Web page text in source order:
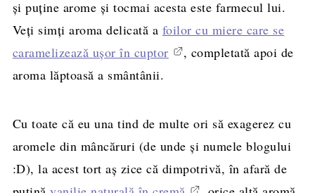
și puține arome și tocmai acesta este farmecul lui.
Veți simți aroma delicată a foilor cu miere care se
caramelizează ușor în cuptor
, completată apoi de
aroma lăptoasă a smântânii.
Cu toate că eu una tind de multe ori să exagerez cu
aromele din mâncăruri (de unde și numele blogului
:D), la acest tort aș zice că dimpotrivă, în afară de